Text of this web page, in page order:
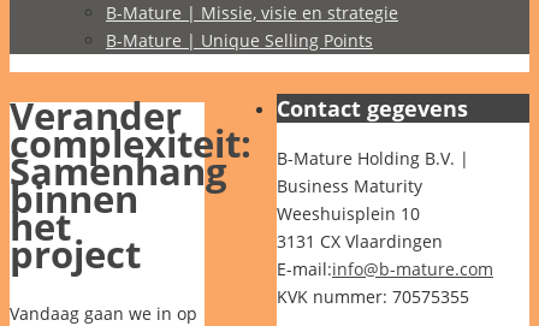
B-Mature | Missie, visie en strategie
B-Mature | Unique Selling Points
Verander
complexiteit:
Samenhang
binnen
het
project
Vandaag gaan we in op
Contact gegevens
B-Mature Holding B.V. |
Business Maturity
Weeshuisplein 10
3131 CX Vlaardingen
E-mail:info@b-mature.com
KVK nummer: 70575355